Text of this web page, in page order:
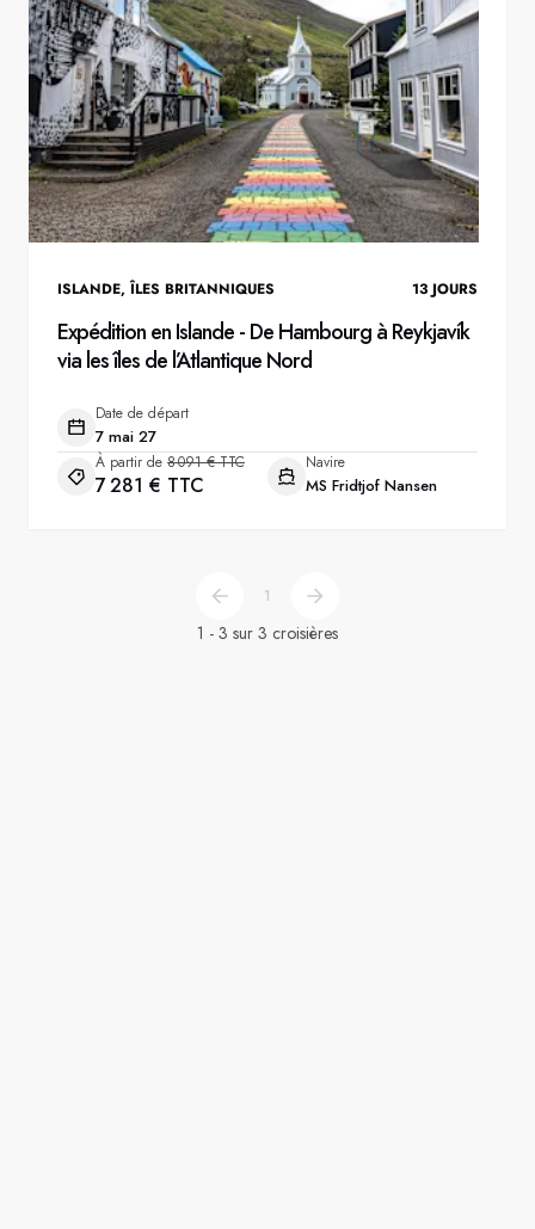
ISLANDE,ÎLES BRITANNIQUES 13 JOURS
Expédition en Islande - De Hambourg à Reykjavík
via les îles de l’Atlantique Nord
Date de départ
7 mai 27
À partir de 8 091 € TTC
7 281 € TTC
Navire
MS Fridtjof Nansen
1
1 - 3 sur 3 croisières